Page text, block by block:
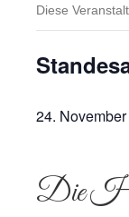
Diese
24.
Die